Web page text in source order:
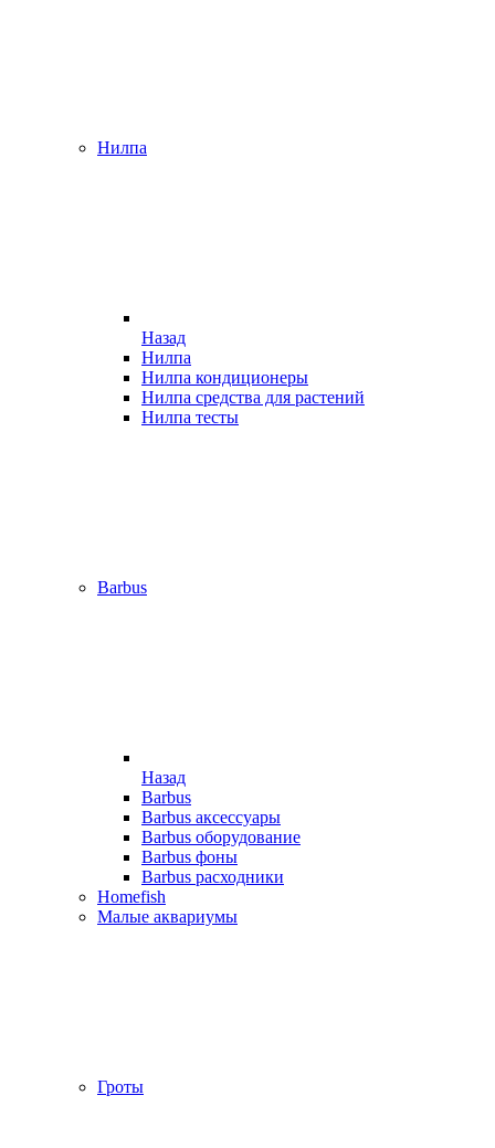
Нилпа
Назад
Нилпа
Нилпа кондиционеры
Нилпа средства для растений
Нилпа тесты
Barbus
Назад
Barbus
Barbus аксессуары
Barbus оборудование
Barbus фоны
Barbus расходники
Homefish
Малые аквариумы
Гроты